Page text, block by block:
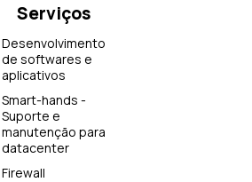
Serviços
Desenvolvimento
de softwares e
aplicativos
Smart-hands -
Suporte e
manutenção para
datacenter
Firewall